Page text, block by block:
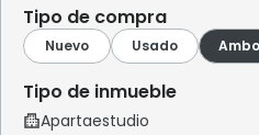
Tipo de compra
Tipo de inmueble